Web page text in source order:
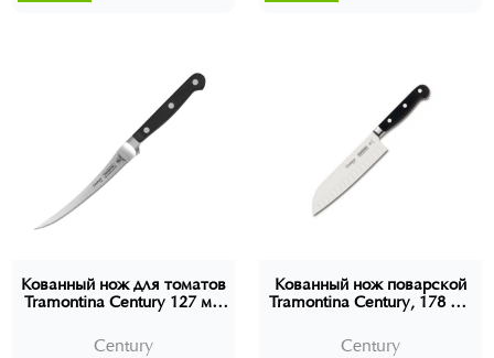
Кованный нож для томатов
Tramontina Century 127 мм
Century
Кованный нож поварской
Tramontina Century, 178 мм
Century